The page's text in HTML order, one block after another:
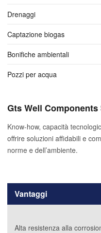
Drenaggi
Captazione biogas
Bonifiche ambientali
Pozzi per acqua
Gts Well Components
Know-how, capacità
offrire soluzioni affidabili e
norme e dell’ambiente.
Vantaggi
Alta resistenza alla